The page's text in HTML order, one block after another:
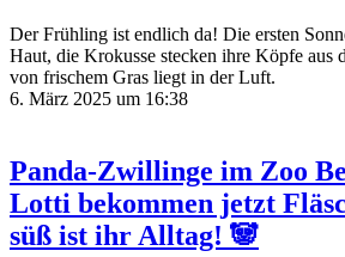
Der Frühling ist endlich da! Die ersten
Haut, die Krokusse stecken ihre Köpfe aus
von frischem Gras liegt in der Luft.
6. März 2025 um 16:38
Panda-Zwillinge im Zoo
Lotti bekommen jetzt
süß ist ihr Alltag! 🐼